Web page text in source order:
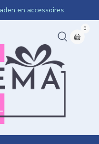
en accessoires
0